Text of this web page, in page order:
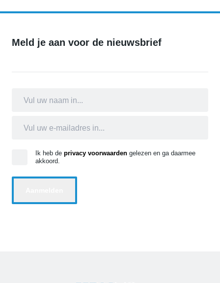
Meld je aan voor de nieuwsbrief
Ik heb de privacy voorwaarden gelezen en ga daarmee
akkoord.